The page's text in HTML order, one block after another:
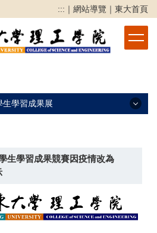
::: ｜ 網站導覽 ｜ 東大首頁
生學習成果展
生學習成果競賽因疫情改為